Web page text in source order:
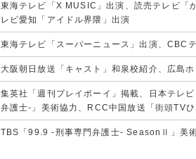
東海テレビ「X MUSIC」出演、読売テレビ「
レビ愛知「アイドル界隈」出演
東海テレビ「スーパーニュース」出演、CBC
大阪朝日放送「キャスト」和泉校紹介、広島
集英社「週刊プレイボーイ」掲載、日本テレ
弁護士-」美術協力、RCC中国放送「街頭TV
TBS「99.9 -刑事専門弁護士- SeasonⅡ」美